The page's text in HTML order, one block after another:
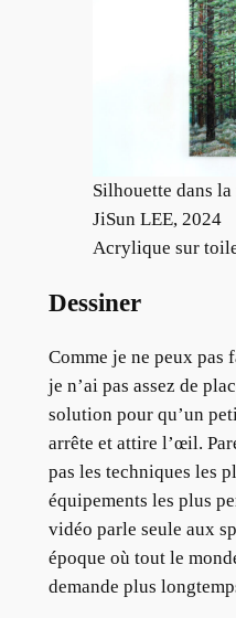
Silhouette dans
JiSun LEE, 2024
Acrylique sur
Dessiner
Comme je ne peux pas
je n’ai pas assez de
solution pour qu’un
arrête et attire l’œil.
pas les techniques les
équipements les plus
vidéo parle seule aux
époque où tout le
demande plus